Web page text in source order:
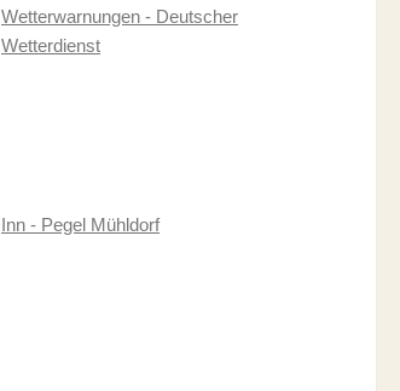
Wetterwarnungen - Deutscher
Wetterdienst
Inn - Pegel Mühldorf